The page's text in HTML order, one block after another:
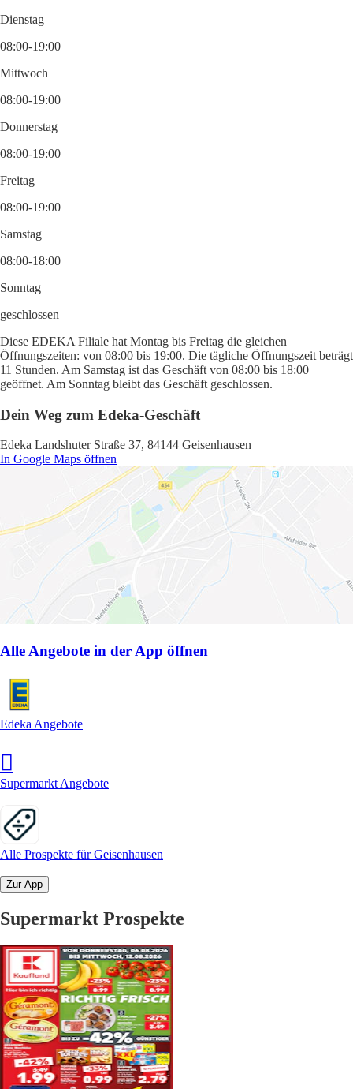
Dienstag
08:00-19:00
Mittwoch
08:00-19:00
Donnerstag
08:00-19:00
Freitag
08:00-19:00
Samstag
08:00-18:00
Sonntag
geschlossen
Diese EDEKA Filiale hat Montag bis Freitag die gleichen
Öffnungszeiten: von 08:00 bis 19:00. Die tägliche Öffnungszeit beträgt
11 Stunden. Am Samstag ist das Geschäft von 08:00 bis 18:00
geöffnet. Am Sonntag bleibt das Geschäft geschlossen.
Dein Weg zum Edeka-Geschäft
Edeka Landshuter Straße 37, 84144 Geisenhausen
In Google Maps öffnen
Alle Angebote in der App öffnen
Edeka Angebote
Supermarkt Angebote
Alle Prospekte für Geisenhausen
Zur App
Supermarkt Prospekte